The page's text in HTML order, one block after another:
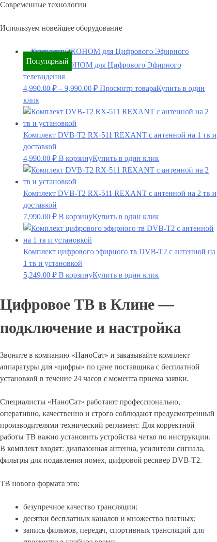
Современные технологии
Используем новейшее оборудование
Популярный
Комплект ЭКОНОМ для Цифрового Эфирного
телевидения
4,990.00 ₽ – 9,990.00 ₽ Просмотр товараКупить в один
клик
Комплект DVB-T2 RX-511 REXANT с антенной на 1 тв и
доставкой
4,990.00 ₽ В корзинуКупить в один клик
Комплект DVB-T2 RX-511 REXANT с антенной на 2 тв и
доставкой
7,990.00 ₽ В корзинуКупить в один клик
Комплект цифрового эфирного тв DVB-T2 с антенной на
1 тв и установкой
5,249.00 ₽ В корзинуКупить в один клик
Цифровое ТВ в Клине —
подключение и настройка
Звоните в компанию «НаноСат» и заказывайте комплект
аппаратуры для «цифры» по цене поставщика с бесплатной
установкой в течение 24 часов с момента приема заявки.
Специалисты «НаноСат» работают профессионально,
оперативно, качественно и строго соблюдают предусмотренный
производителями технический регламент. Для корректной
работы ТВ важно установить устройства четко по инструкции.
В комплект входят: диапазонная антенна, усилители сигнала,
фильтры для подавления помех, цифровой ресивер DVB-T2.
ТВ нового формата это:
безупречное качество трансляции;
десятки бесплатных каналов и множество платных;
запись фильмов, передач, спортивных трансляций для